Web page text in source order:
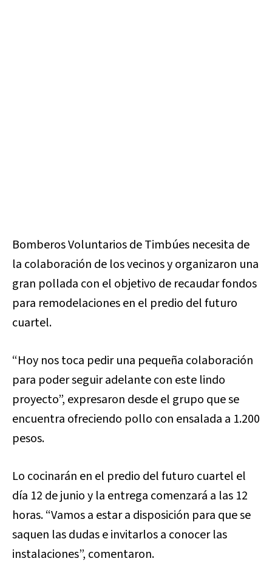
Bomberos Voluntarios de Timbúes necesita de
la colaboración de los vecinos y organizaron una
gran pollada con el objetivo de recaudar fondos
para remodelaciones en el predio del futuro
cuartel.
“Hoy nos toca pedir una pequeña colaboración
para poder seguir adelante con este lindo
proyecto”, expresaron desde el grupo que se
encuentra ofreciendo pollo con ensalada a 1.200
pesos.
Lo cocinarán en el predio del futuro cuartel el
día 12 de junio y la entrega comenzará a las 12
horas. “Vamos a estar a disposición para que se
saquen las dudas e invitarlos a conocer las
instalaciones”, comentaron.